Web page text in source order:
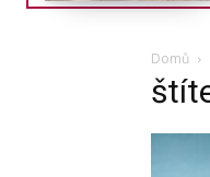
Domů